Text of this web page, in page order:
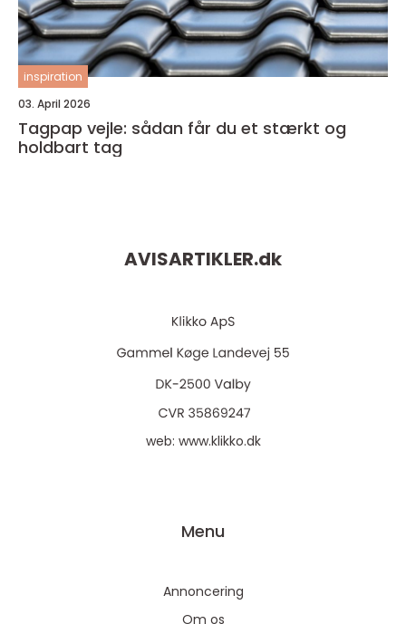
inspiration
03. April 2026
Tagpap vejle: sådan får du et stærkt og
holdbart tag
AVISARTIKLER.dk
web: www.klikko.dk
Menu
Annoncering
Om os